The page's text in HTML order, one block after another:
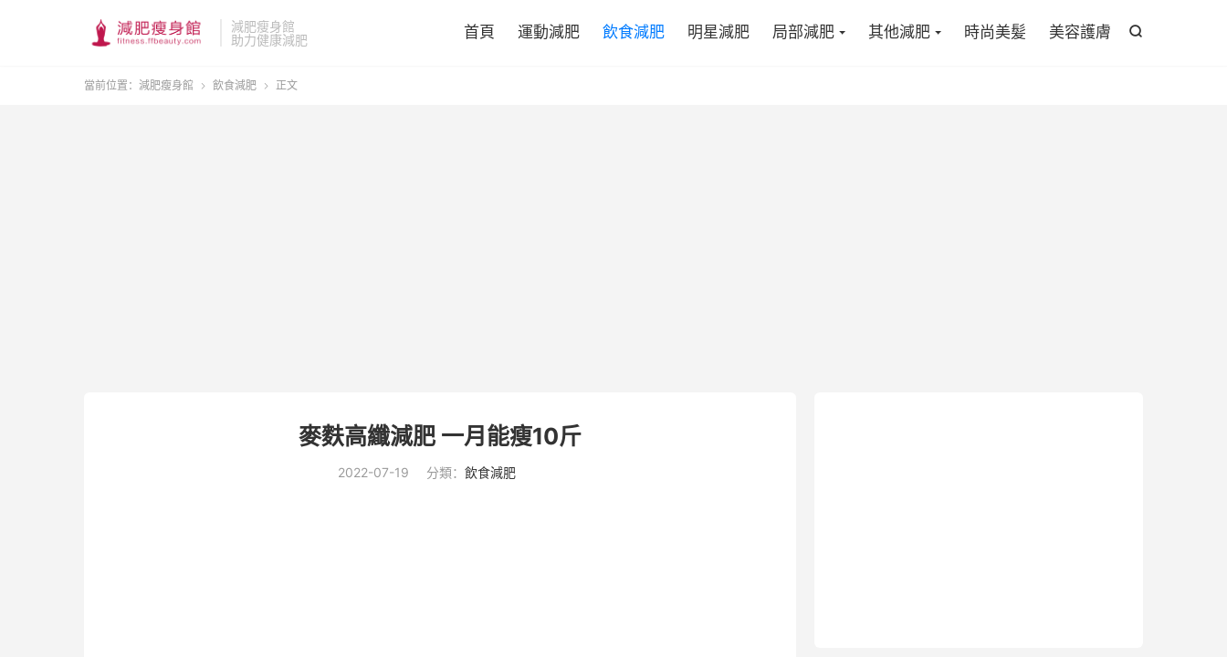
減肥瘦身館
助力健康減肥

首頁 運動減肥 飲食減肥 明星減肥 局部減肥 其他減肥 時尚美髪 美容護膚
當前位置： 減肥瘦身館  飲食減肥  正文
麥麩高纖減肥 一月能瘦10斤
2022-07-19 分類： 飲食減肥